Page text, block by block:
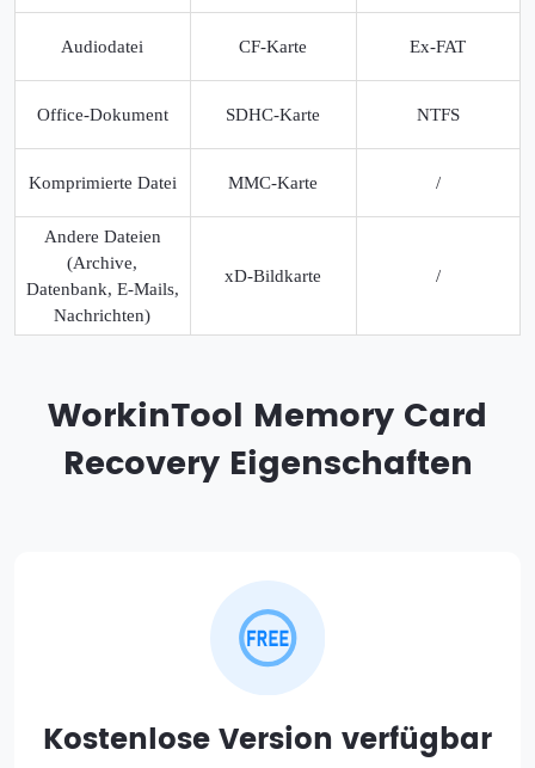
Audiodatei CF-Karte Ex-FAT
Office-Dokument SDHC-Karte NTFS
Komprimierte Datei MMC-Karte /
Andere Dateien
(Archive,
Datenbank, E-Mails,
Nachrichten)
xD-Bildkarte /
WorkinTool Memory Card
Recovery Eigenschaften
Kostenlose Version verfügbar